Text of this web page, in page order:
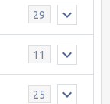
29
11
25